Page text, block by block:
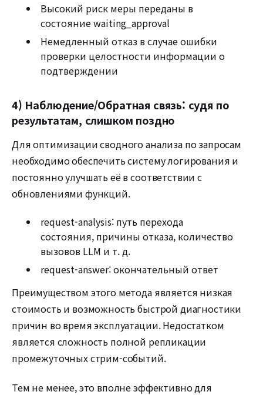
Высокий риск меры переданы в
состояние waiting_approval
Немедленный отказ в случае ошибки
проверки целостности информации о
подтверждении
4) Наблюдение/Обратная связь: судя по
результатам, слишком поздно
Для оптимизации сводного анализа по запросам
необходимо обеспечить систему логирования и
постоянно улучшать её в соответствии с
обновлениями функций.
request-analysis: путь перехода
состояния, причины отказа, количество
вызовов LLM и т. д.
request-answer: окончательный ответ
Преимуществом этого метода является низкая
стоимость и возможность быстрой диагностики
причин во время эксплуатации. Недостатком
является сложность полной репликации
промежуточных стрим-событий.
Тем не менее, это вполне эффективно для